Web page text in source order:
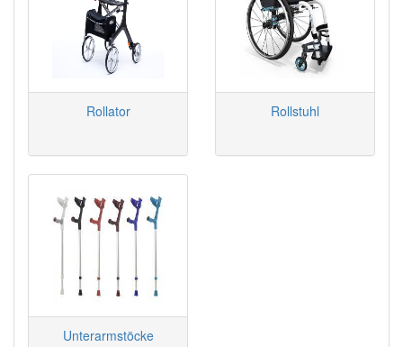
Rollator Rollstuhl
Unterarmstöcke